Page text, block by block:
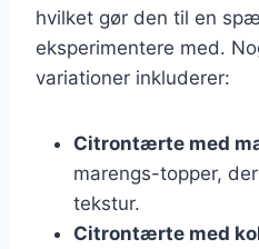
hvilket gør den til en
eksperimentere med.
variationer inkluderer:
Citrontærte med
marengs-topper,
tekstur.
Citrontærte med